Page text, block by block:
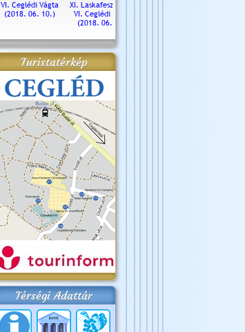
VI. Ceglédi Vágta
(2018. 06. 10.)
XI. Laskafesztivál és
VI. Ceglédi Vágta
(2018. 06. 10.)
Turistatérkép
Térségi Adattár